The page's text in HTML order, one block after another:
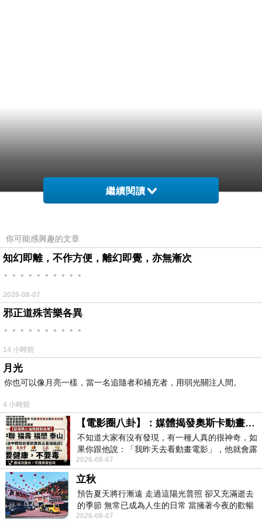
商品訊息功能:
商品訊息描述
繼續閱讀
你可能感興趣的文章
知幻即離，不作方便，離幻即覺，亦無漸次
。。。。。。。。。。
2026-08-07
邪正道殊苦樂各異
。。。。。。。。。。
14 小時前
月光
你也可以像月亮一樣，當一名追隨者和補充者，用弱光關注人間。
4 小時前
【電影圈八卦】：媒體揭發奧斯卡動畫項目投票醜聞！好萊塢為什麼看不起動畫電影？
不知道大家有沒有發現，有一種人真的很神奇，如
果你跟他說：「我昨天去看動畫電影」，他就會露
出一種慈祥的微笑，然後問你是不是陪小
2026-08-07
立秋
預告夏天將行漸遠 走過這陽光普照 卻又充滿逝去
的季節 無常已成為人生的日常 當擁著今夜的歡暢
舒心 轉眼驟成昨日 而明晨 太陽
2026-08-07